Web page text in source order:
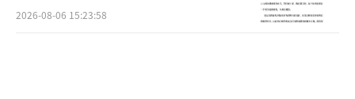
2026-08-06 15:23:58